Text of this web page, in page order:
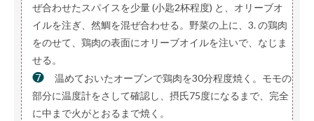
ぜ合わせたスパイスを少量 (小匙2杯程度) と、オリーブオ
イルを注ぎ、然鯛を混ぜ合わせる。野菜の上に、3. の鶏肉
をのせて、鶏肉の表面にオリーブオイルを注いで、なじま
せる。
❼
温めておいたオーブンで鶏肉を30分程度焼く。モモの
部分に温度計をさして確認し、摂氏75度になるまで、完全
に中まで火がとおるまで焼く。